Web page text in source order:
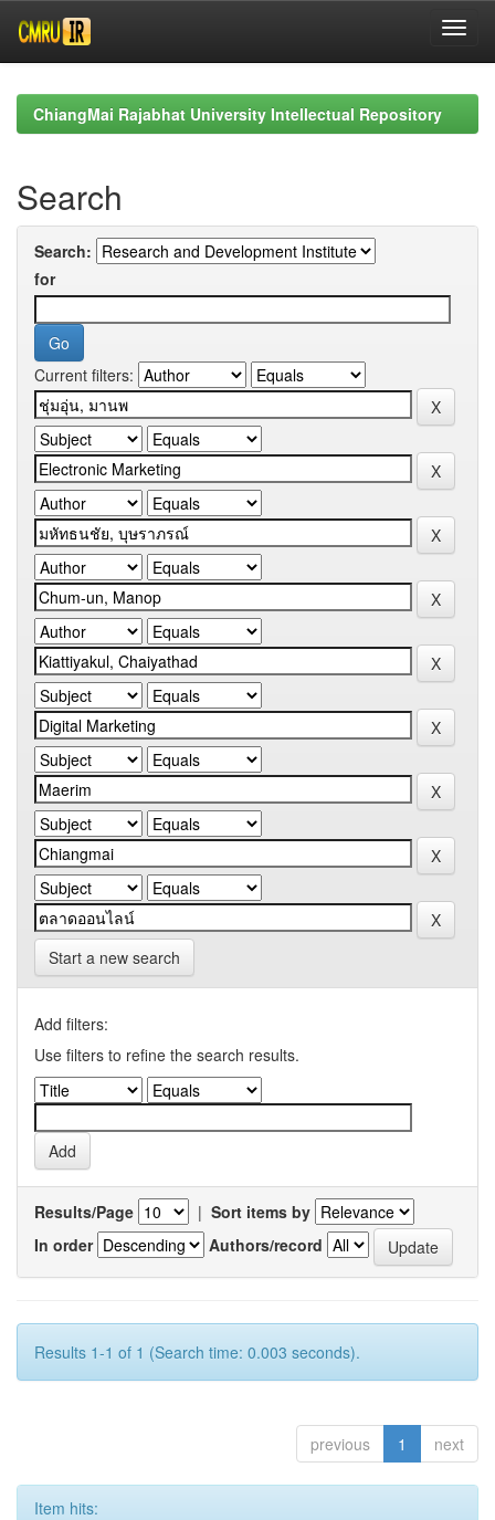
navigationChiangMai Rajabhat University Intellectual Repository
Search
Search:
for
Current filters:
Start a new search
Add filters:
Use filters to refine the search results.
Results/Page | Sort items by
In order
Authors/record
Results 1-1 of 1 (Search time: 0.003 seconds).
previous 1 next
Item hits: